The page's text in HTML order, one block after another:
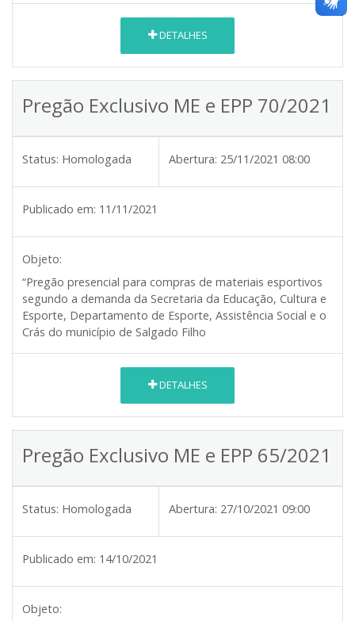
DETALHES
Pregão Exclusivo ME e EPP 70/2021
Status: Homologada Abertura: 25/11/2021 08:00
Publicado em: 11/11/2021
Objeto:
“Pregão presencial para compras de materiais esportivos
segundo a demanda da Secretaria da Educação, Cultura e
Esporte, Departamento de Esporte, Assistência Social e o
Crás do município de Salgado Filho
DETALHES
Pregão Exclusivo ME e EPP 65/2021
Status: Homologada Abertura: 27/10/2021 09:00
Publicado em: 14/10/2021
Objeto: